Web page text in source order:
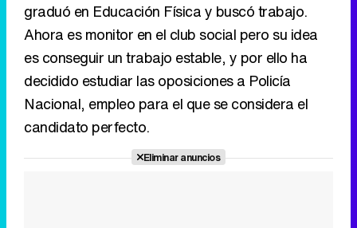
graduó en Educación Física y buscó trabajo.
Ahora es monitor en el club social pero su idea
es conseguir un trabajo estable, y por ello ha
decidido estudiar las oposiciones a Policía
Nacional, empleo para el que se considera el
candidato perfecto.
Eliminar anuncios